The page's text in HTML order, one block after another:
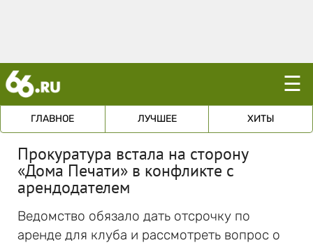
☰
ГЛАВНОЕ ЛУЧШЕЕ ХИТЫ
Прокуратура встала на сторону
«Дома Печати» в конфликте с
арендодателем
Ведомство обязало дать отсрочку по
аренде для клуба и рассмотреть вопрос о